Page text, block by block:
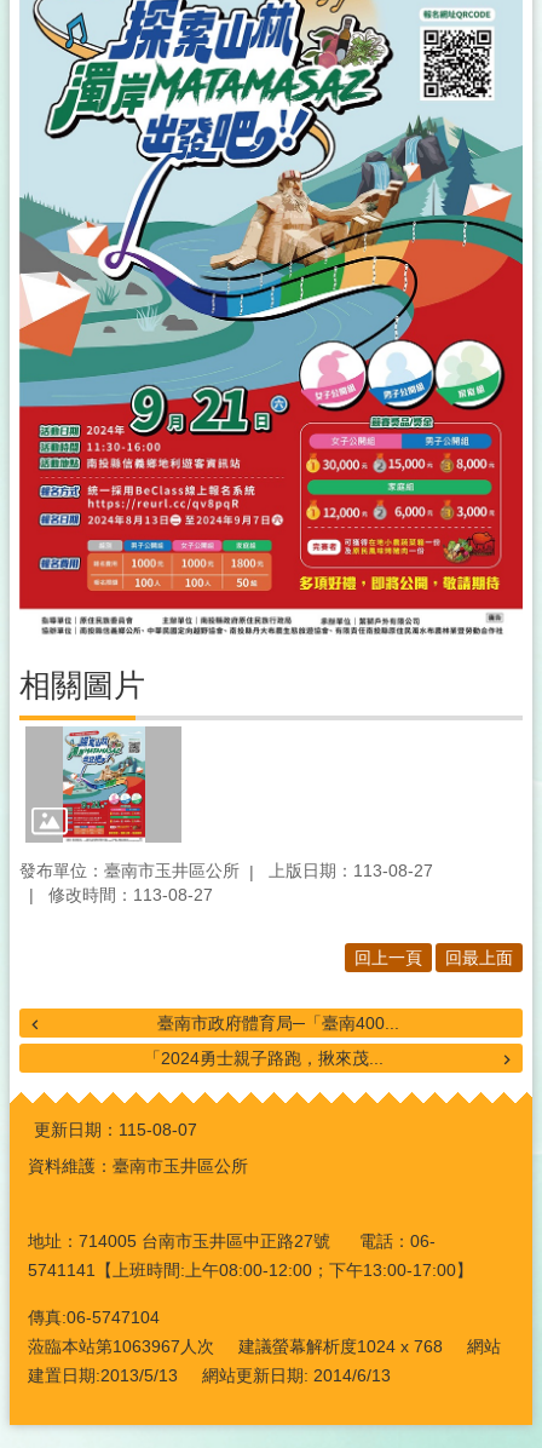
相關圖片
發布單位：臺南市玉井區公所
上版日期：113-08-27
修改時間：113-08-27
回上一頁 回最上面
臺南市政府體育局─「臺南400...
「2024勇士親子路跑，揪來茂...
:::
更新日期： 115-08-07
資料維護：臺南市玉井區公所
地址：714005 台南市玉井區中正路27號 電話：06-
5741141【上班時間:上午08:00-12:00；下午13:00-17:00】
傳真:06-5747104
蒞臨本站第1063967人次 建議螢幕解析度1024 x 768 網站
建置日期:2013/5/13 網站更新日期: 2014/6/13